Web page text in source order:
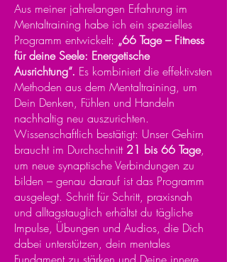
Aus meiner jahrelangen Erfahrung im
Mentaltraining habe ich ein spezielles
Programm entwickelt: „66 Tage – Fitness
für deine Seele: Energetische
Ausrichtung“. Es kombiniert die effektivsten
Methoden aus dem Mentaltraining, um
Dein Denken, Fühlen und Handeln
nachhaltig neu auszurichten.
Wissenschaftlich bestätigt: Unser Gehirn
braucht im Durchschnitt 21 bis 66 Tage,
um neue synaptische Verbindungen zu
bilden – genau darauf ist das Programm
ausgelegt. Schritt für Schritt, praxisnah
und alltagstauglich erhältst du tägliche
Impulse, Übungen und Audios, die Dich
dabei unterstützen, dein mentales